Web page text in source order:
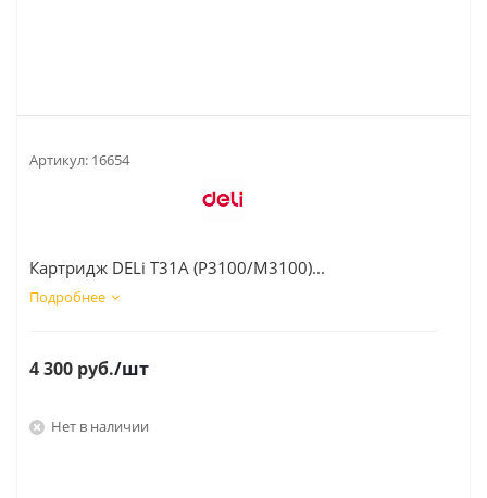
Артикул: 16654
Картридж DELi T31A (P3100/M3100)...
Подробнее
4 300 руб./шт
Нет в наличии